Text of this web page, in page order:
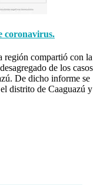
coronavirus.
región compartió con la
de los casos
De dicho informe se
distrito de Caaguazú y